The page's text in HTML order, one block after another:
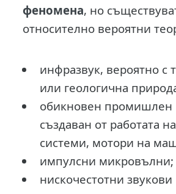
феномена, но
относително вероятни
инфразвук, вероятно с
или геологична
обикновен
създаван от работата
системи, мотори на
импулсни микровълни;
нискочестотни